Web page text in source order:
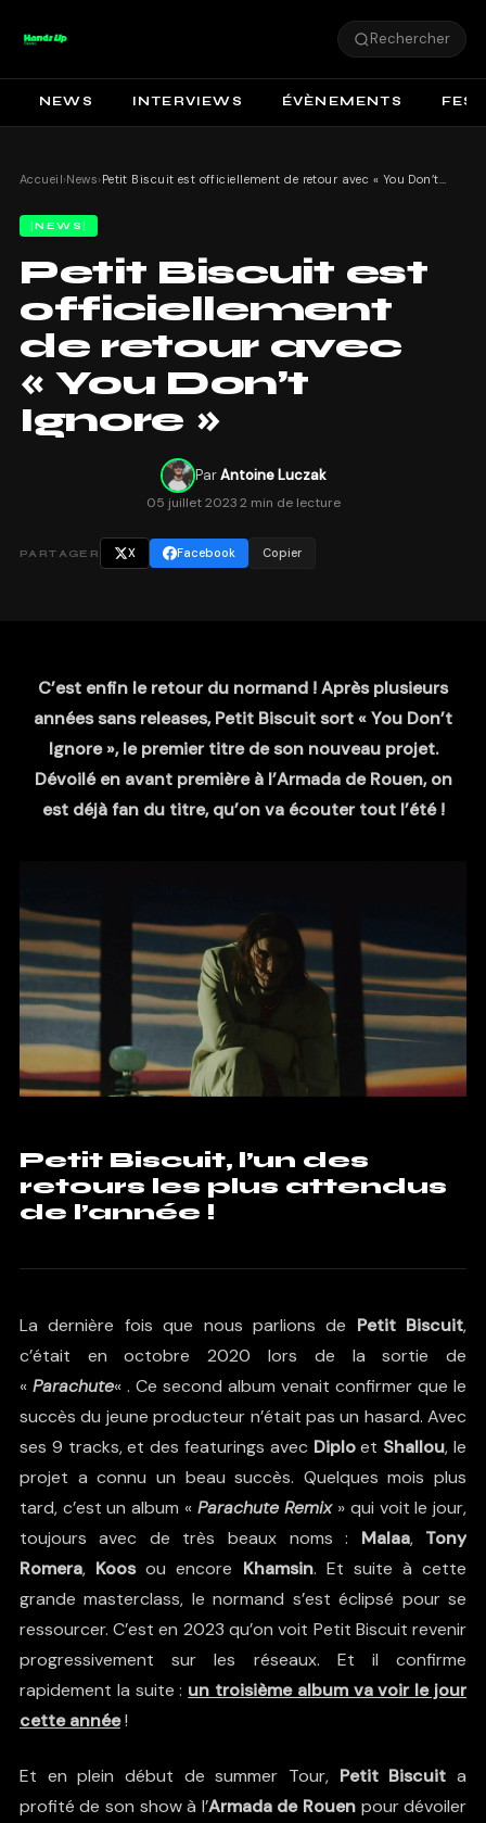
Rechercher
NEWS INTERVIEWS ÉVÈNEMENTS
Accueil›News› Petit Biscuit est officiellement de retour avec « You Don’t Ignore »
NEWS
Petit Biscuit est
officiellement
de retour avec
« You Don’t
Ignore »
ParAntoine Luczak
05 juillet 20232 min de lecture
PARTAGER X Facebook Copier
C’est enfin le retour du normand ! Après plusieurs
années sans releases, Petit Biscuit sort « You Don’t
Ignore », le premier titre de son nouveau projet.
Dévoilé en avant première à l’Armada de Rouen, on
est déjà fan du titre, qu’on va écouter tout l’été !
Petit Biscuit, l’un des
retours les plus attendus
de l’année !
La dernière fois que nous parlions de Petit Biscuit,
c’était en octobre 2020 lors de la sortie de
« Parachute« . Ce second album venait confirmer que le
succès du jeune producteur n’était pas un hasard. Avec
ses 9 tracks, et des featurings avec Diploet Shallou, le
projet a connu un beau succès. Quelques mois plus
tard, c’est un album « Parachute Remix» qui voit le jour,
toujours avec de très beaux noms : Malaa, Tony
Romera, Koosou encore Khamsin. Et suite à cette
grande masterclass, le normand s’est éclipsé pour se
ressourcer. C’est en 2023 qu’on voit Petit Biscuit revenir
progressivement sur les réseaux. Et il confirme
rapidement la suite : un troisième album va voir le jour
cette année!
Et en plein début de summer Tour, Petit Biscuit a
profité de son show à l’Armada de Rouenpour dévoiler